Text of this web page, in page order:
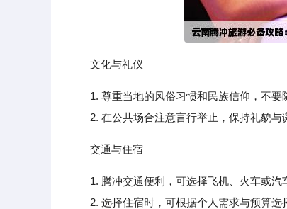
文化与礼仪
1. 尊重当地的风俗习惯和民族信仰，不要
2. 在公共场合注意言行举止，保持礼貌与
交通与住宿
1. 腾冲交通便利，可选择飞机、火车或汽
2. 选择住宿时，可根据个人需求与预算选